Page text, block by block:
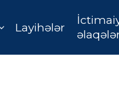
Layihələr